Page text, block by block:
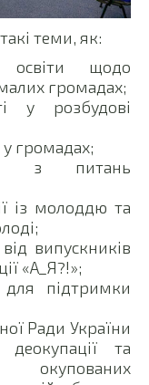
теми, як:
освіти щодо
громадах;
у розбудові
у громадах;
з питань
із молоддю та
випускників
«А_Я?!»;
підтримки
Ради України
та
окупованих